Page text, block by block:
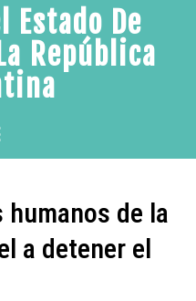
Estado De
República
de la
a detener el